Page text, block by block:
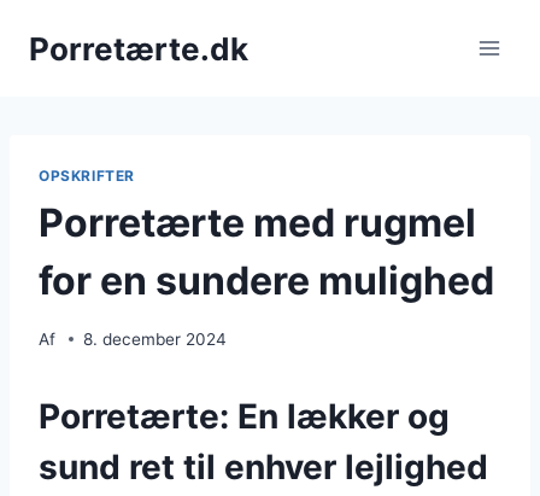
Porretærte.dk
OPSKRIFTER
Porretærte med rugmel
for en sundere mulighed
Af 8. december 2024
Porretærte: En lækker og
sund ret til enhver lejlighed